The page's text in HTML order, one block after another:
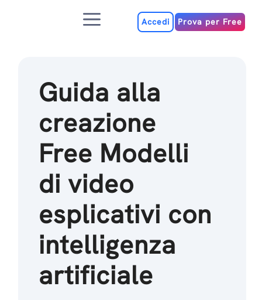
MenuAccedi Prova per Free
Guida alla
creazione
Free Modelli
di video
esplicativi con
intelligenza
artificiale